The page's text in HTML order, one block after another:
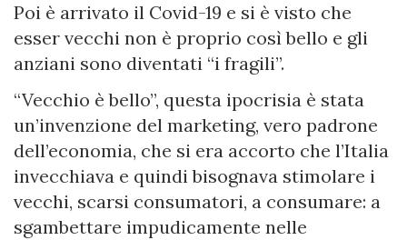
Poi è arrivato il Covid-19 e si è visto che
esser vecchi non è proprio così bello e gli
anziani sono diventati “i fragili”.
“Vecchio è bello”, questa ipocrisia è stata
un’invenzione del marketing, vero padrone
dell’economia, che si era accorto che l’Italia
invecchiava e quindi bisognava stimolare i
vecchi, scarsi consumatori, a consumare: a
sgambettare impudicamente nelle